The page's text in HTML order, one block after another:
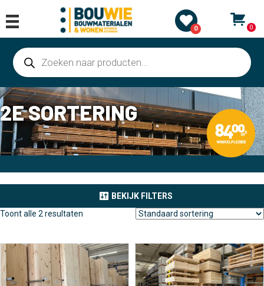
0 0
Producten
zoeken
2E SORTERING
BEKIJK FILTERS
Toont alle 2 resultaten